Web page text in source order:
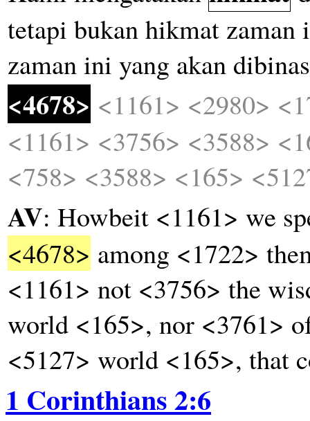
tetapi bukanhikmat zaman
zamanini yang akan
<4678> <1161> <2980>
<1161> <3756> <3588>
<758> <3588> <165>
AV: Howbeit <1161> we
<4678> among <1722>
<1161> not <3756> the
world <165>, nor <3761>
<5127> world <165>, that
1 Corinthians 2:6